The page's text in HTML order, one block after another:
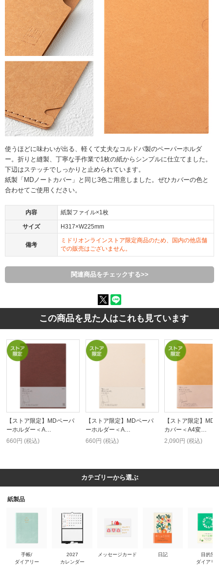
使うほどに味わいが出る、軽くて丈夫なコルドバ製のペーパーホルダ
ー。折りと縫製、丁寧な手作業で1枚の紙からシンプルに仕立てました。
下辺はステッチでしっかりと止められています。
紙製「MDノートカバー」と同じ3色ご用意しました。ぜひカバーの色と
合わせてご使用ください。
内容 紙製ファイル×1枚
サイズ H317×W225mm
備考
ミドリオンラインストア限定商品のため、国内の他店舗
での販売はございません。
関連商品をチェックする>>
この商品を見た人はこれも見ています
【ストア限定】MDペーパ
ーホルダー＜A…
660円 (税込)
【ストア限定】MDペーパ
ーホルダー＜A…
660円 (税込)
【ストア限定】MD
カバー＜A4変…
2,090円 (税込)
カテゴリーから選ぶ
紙製品
手帳/
ダイアリー
2027
カレンダー
メッセージカード 日記
目的別
ダイアリ